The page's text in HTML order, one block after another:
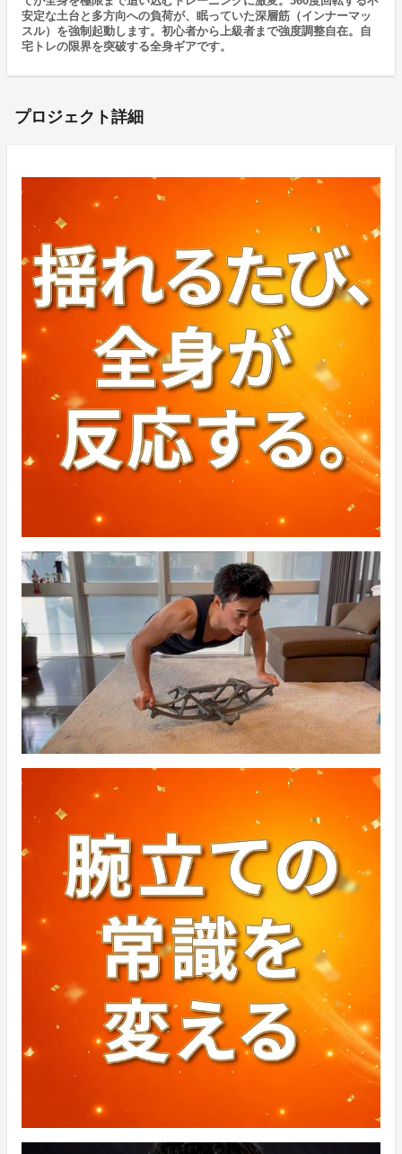
安定な土台と多方向への負荷が、眠っていた深層筋（インナーマッ
スル）を強制起動します。初心者から上級者まで強度調整自在。自
宅トレの限界を突破する全身ギアです。
プロジェクト詳細